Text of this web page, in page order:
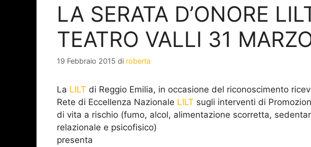
LA SERATA D’ONORE
TEATRO VALLI 31
19 Febbraio 2015 di roberta
La LILT di Reggio Emilia, in occasione del riconoscimento
Rete di Eccellenza Nazionale LILT sugli interventi di
di vita a rischio (fumo, alcol, alimentazione scorretta,
relazionale e psicofisico)
presenta